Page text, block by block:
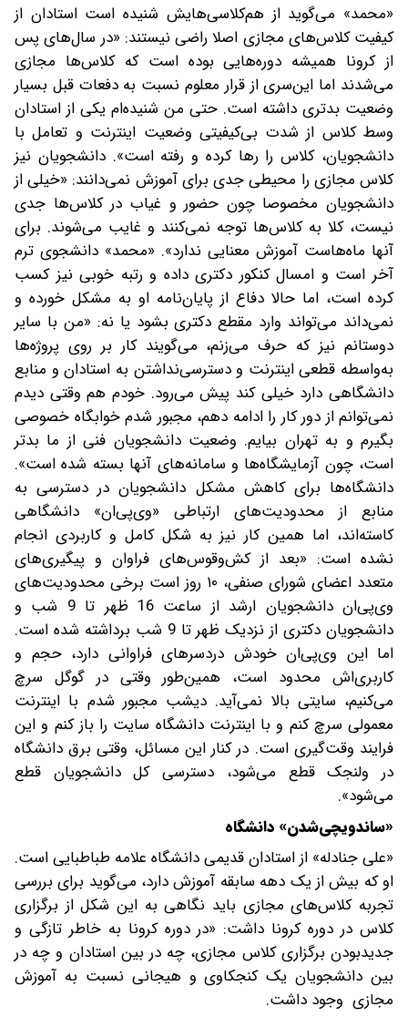
«محمد» می‌گوید از هم‌کلاسی‌هایش شنیده است استادان از
کیفیت کلاس‌های مجازی اصلا راضی نیستند: «در سال‌های پس
از کرونا همیشه دوره‌هایی بوده است که کلاس‌ها مجازی
می‌شدند اما این‌سری از قرار معلوم نسبت به دفعات قبل بسیار
وضعیت بدتری داشته است. حتی من شنیده‌ام یکی از استادان
وسط کلاس از شدت بی‌کیفیتی وضعیت اینترنت و تعامل با
دانشجویان، کلاس را رها کرده و رفته است». دانشجویان نیز
کلاس مجازی را محیطی جدی برای آموزش نمی‌دانند: «خیلی از
دانشجویان مخصوصا چون حضور و غیاب در کلاس‌ها جدی
نیست، کلا به کلاس‌ها توجه نمی‌کنند و غایب می‌شوند. برای
آنها ماه‌هاست آموزش معنایی ندارد». «محمد» دانشجوی ترم
آخر است و امسال کنکور دکتری داده و رتبه خوبی نیز کسب
کرده است، اما حالا دفاع از پایان‌نامه او به مشکل خورده و
نمی‌داند می‌تواند وارد مقطع دکتری بشود یا نه: «من با سایر
دوستانم نیز که حرف می‌زنم، می‌گویند کار بر روی پروژه‌ها
به‌واسطه قطعی اینترنت و دسترسی‌نداشتن به استادان و منابع
دانشگاهی دارد خیلی کند پیش می‌رود. خودم هم وقتی دیدم
نمی‌توانم از دور کار را ادامه دهم، مجبور شدم خوابگاه خصوصی
بگیرم و به تهران بیایم. وضعیت دانشجویان فنی از ما بدتر
است، چون آزمایشگاه‌ها و سامانه‌های آنها بسته شده است».
دانشگاه‌ها برای کاهش مشکل دانشجویان در دسترسی به
منابع از محدودیت‌های ارتباطی «وی‌پی‌ان» دانشگاهی
کاسته‌اند، اما همین کار نیز به شکل کامل و کاربردی انجام
نشده است: «بعد از کش‌وقوس‌های فراوان و پیگیری‌های
متعدد اعضای شورای صنفی، ۱۰ روز است برخی محدودیت‌های
وی‌پی‌ان دانشجویان ارشد از ساعت 16 ظهر تا 9 شب و
دانشجویان دکتری از نزدیک ظهر تا 9 شب برداشته شده است.
اما این وی‌پی‌ان خودش دردسرهای فراوانی دارد، حجم و
کاربری‌اش محدود است، همین‌طور وقتی در گوگل سرچ
می‌کنیم، سایتی بالا نمی‌آید. دیشب مجبور شدم با اینترنت
معمولی سرچ کنم و با اینترنت دانشگاه سایت را باز کنم و این
فرایند وقت‌گیری‌ است. در کنار این مسائل، وقتی برق دانشگاه
در ولنجک قطع می‌شود، دسترسی کل دانشجویان قطع
می‌شود».
«ساندویچی‌شدن» دانشگاه
«علی جنادله» از استادان قدیمی دانشگاه علامه طباطبایی‌ است.
او که بیش از یک دهه سابقه آموزش دارد، می‌گوید برای بررسی
تجربه کلاس‌های مجازی باید نگاهی به این شکل از برگزاری
کلاس در دوره کرونا داشت: «در دوره کرونا به خاطر تازگی و
جدیدبودن برگزاری کلاس مجازی، چه در بین استادان و چه در
بین دانشجویان یک کنجکاوی و هیجانی نسبت به آموزش
مجازی وجود داشت.